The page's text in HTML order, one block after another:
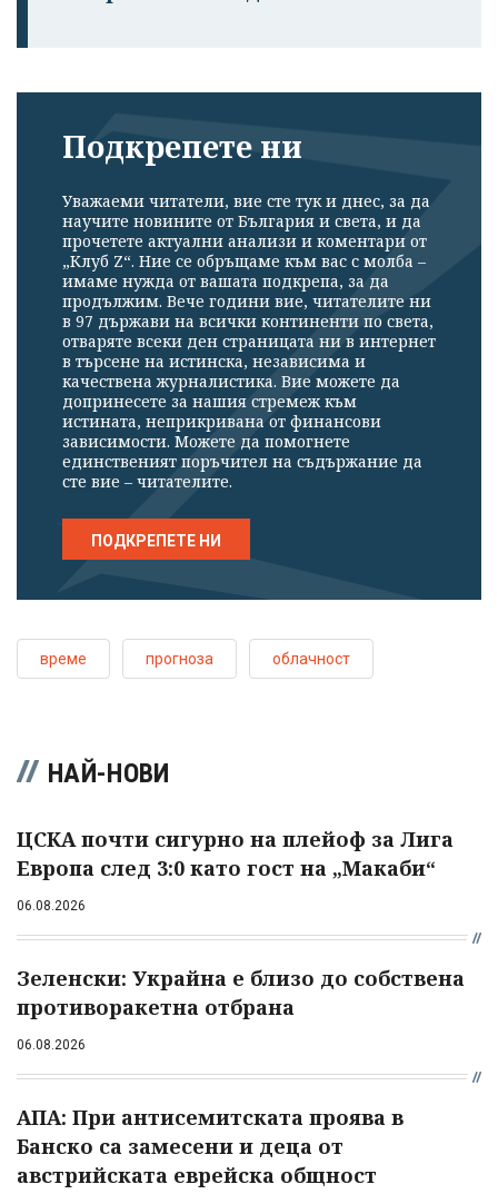
Подкрепете ни
Уважаеми читатели, вие сте тук и днес, за да
научите новините от България и света, и да
прочетете актуални анализи и коментари от
„Клуб Z“. Ние се обръщаме към вас с молба –
имаме нужда от вашата подкрепа, за да
продължим. Вече години вие, читателите ни
в 97 държави на всички континенти по света,
отваряте всеки ден страницата ни в интернет
в търсене на истинска, независима и
качествена журналистика. Вие можете да
допринесете за нашия стремеж към
истината, неприкривана от финансови
зависимости. Можете да помогнете
единственият поръчител на съдържание да
сте вие – читателите.
ПОДКРЕПЕТЕ НИ
време прогноза облачност
НАЙ-НОВИ
ЦСКА почти сигурно на плейоф за Лига
Европа след 3:0 като гост на „Макаби“
06.08.2026
Зеленски: Украйна е близо до собствена
противоракетна отбрана
06.08.2026
АПА: При антисемитската проява в
Банско са замесени и деца от
австрийската еврейска общност